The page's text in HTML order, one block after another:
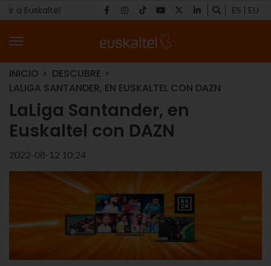
Ir a Euskaltel ES EU
INICIO
DESCUBRE
LALIGA SANTANDER, EN EUSKALTEL CON DAZN
LaLiga Santander, en
Euskaltel con DAZN
2022-08-12 10:24